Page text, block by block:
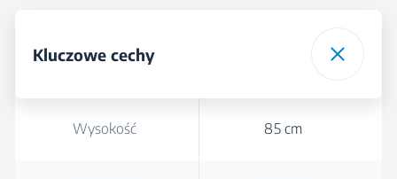
Kluczowe cechy
Wysokość 85 cm